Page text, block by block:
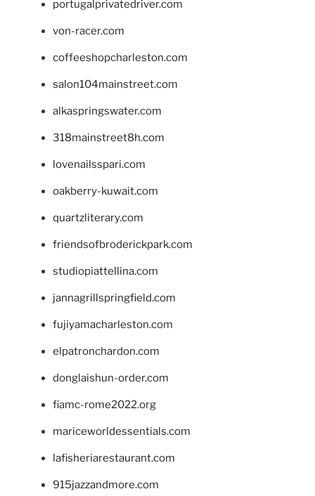
portugalprivatedriver.com
von-racer.com
coffeeshopcharleston.com
salon104mainstreet.com
alkaspringswater.com
318mainstreet8h.com
lovenailsspari.com
oakberry-kuwait.com
quartzliterary.com
friendsofbroderickpark.com
studiopiattellina.com
jannagrillspringfield.com
fujiyamacharleston.com
elpatronchardon.com
donglaishun-order.com
fiamc-rome2022.org
mariceworldessentials.com
lafisheriarestaurant.com
915jazzandmore.com